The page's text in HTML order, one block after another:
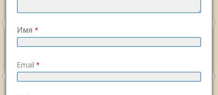
Имя *
Email *